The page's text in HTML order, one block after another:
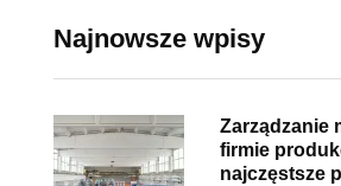
Najnowsze wpisy
Zarządzanie
firmie
najczęstsze